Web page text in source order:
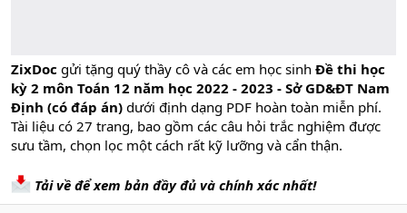
ZixDoc gửi tặng quý thầy cô và các em học sinh Đề thi học
kỳ 2 môn Toán 12 năm học 2022 - 2023 - Sở GD&ĐT Nam
Định (có đáp án) dưới định dạng PDF hoàn toàn miễn phí.
Tài liệu có 27 trang, bao gồm các câu hỏi trắc nghiệm được
sưu tầm, chọn lọc một cách rất kỹ lưỡng và cẩn thận.
Tải về để xem bản đầy đủ và chính xác nhất!